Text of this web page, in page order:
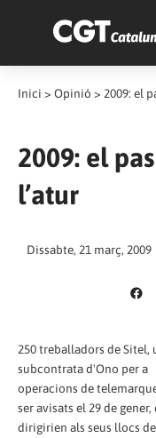
Inici > Opinió > 2009: el
2009: el
l’atur
Dissabte, 21 març, 2009
250 treballadors de Sitel,
subcontrata d'Ono per a
operacions de
ser avisats el 29 de gener,
dirigirien als seus llocs